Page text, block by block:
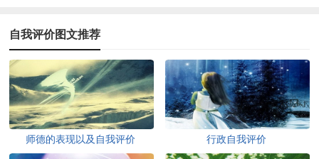
自我评价图文推荐
师德的表现以及自我评价 行政自我评价